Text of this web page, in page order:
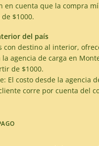
en cuenta que la compra
$1000.
del país
con destino al interior,
agencia de carga en
de $1000.
El costo desde la agencia
corre por cuenta del